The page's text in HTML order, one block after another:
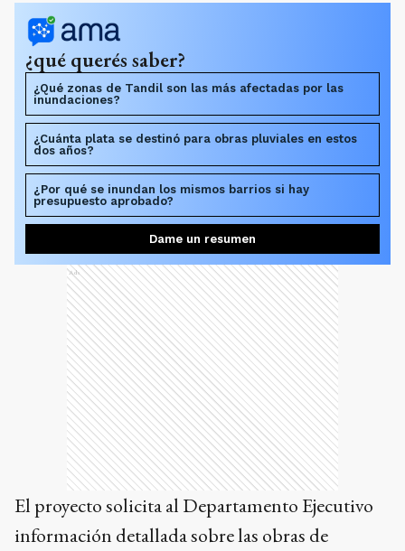
¿qué querés saber?
¿Qué zonas de Tandil son las más afectadas por las
inundaciones?
¿Cuánta plata se destinó para obras pluviales en estos
dos años?
¿Por qué se inundan los mismos barrios si hay
presupuesto aprobado?
Dame un resumen
Ads
El proyecto solicita al Departamento Ejecutivo
información detallada sobre las obras de